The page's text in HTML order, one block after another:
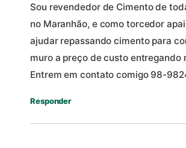
Sou revendedor de Cimento de
no Maranhão, e como torcedor
ajudar repassando cimento para
muro a preço de custo entregando
Entrem em contato comigo 98-
Responder